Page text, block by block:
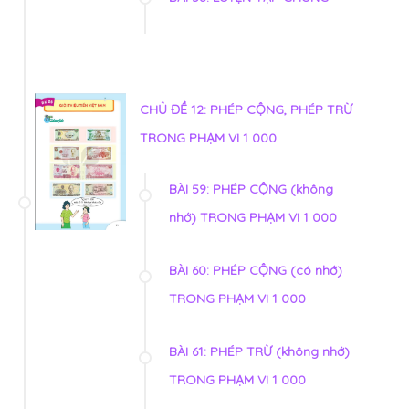
CHỦ ĐỀ 12: PHÉP CỘNG, PHÉP TRỪ
TRONG PHẠM VI 1 000
BÀI 59: PHÉP CỘNG (không
nhớ) TRONG PHẠM VI 1 000
BÀI 60: PHÉP CỘNG (có nhớ)
TRONG PHẠM VI 1 000
BÀI 61: PHÉP TRỪ (không nhớ)
TRONG PHẠM VI 1 000